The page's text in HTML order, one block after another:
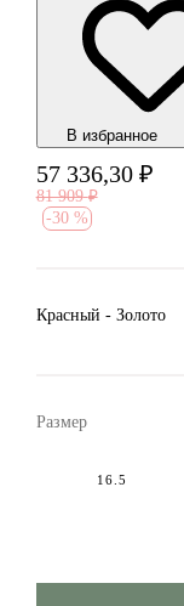
В избранноe
57 336,30 ₽
81 909 ₽
-30 %
Красный - Золото
Размер
16.5